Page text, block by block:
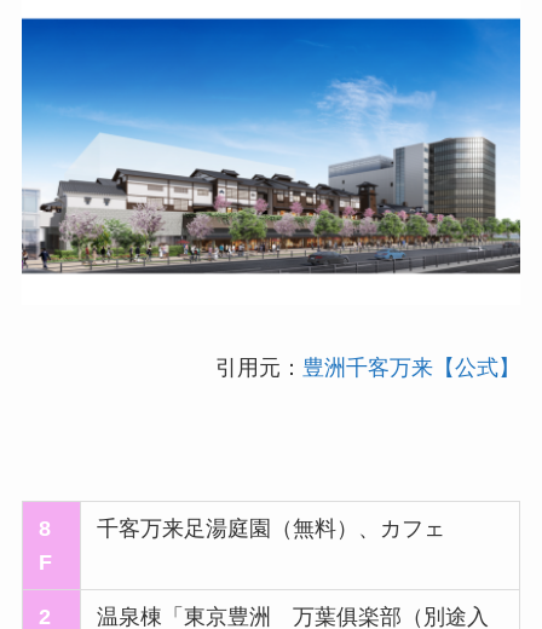
引用元： 豊洲千客万来【公式】
8
F
千客万来足湯庭園（無料）、カフェ
2
温泉棟「東京豊洲 万葉俱楽部（別途入